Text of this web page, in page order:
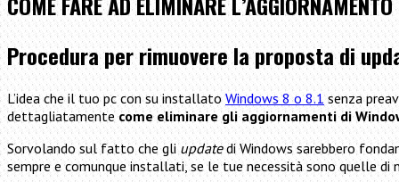
Procedura per rimuovere la proposta di
L’idea che il tuo pc con su installatoWindows 8 o 8.1senza
dettagliatamentecome eliminare gli aggiornamenti di
Sorvolando sul fatto che gliupdatedi Windows sarebbero
sempre e comunque installati, se le tue necessità sono quelle